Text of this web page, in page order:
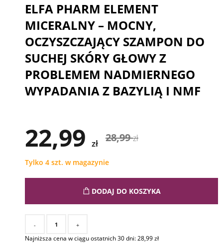
ELFA PHARM ELEMENT
MICERALNY – MOCNY,
OCZYSZCZAJĄCY SZAMPON DO
SUCHEJ SKÓRY GŁOWY Z
PROBLEMEM NADMIERNEGO
WYPADANIA Z BAZYLIĄ I NMF
22,99 zł 28,99zł
Tylko 4 szt. w magazynie
DODAJ DO KOSZYKA
- +
Najniższa cena w ciągu ostatnich 30 dni:28,99zł